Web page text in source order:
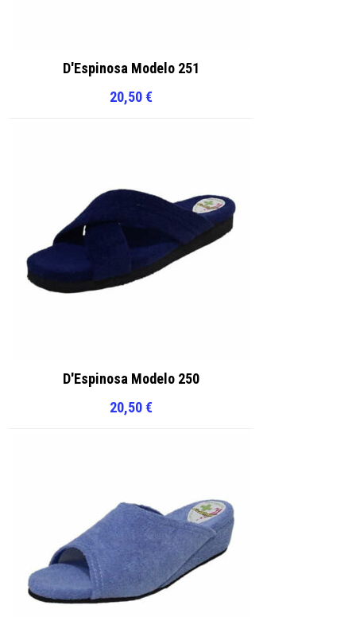
D'Espinosa Modelo 251
20,50€
D'Espinosa Modelo 250
20,50€